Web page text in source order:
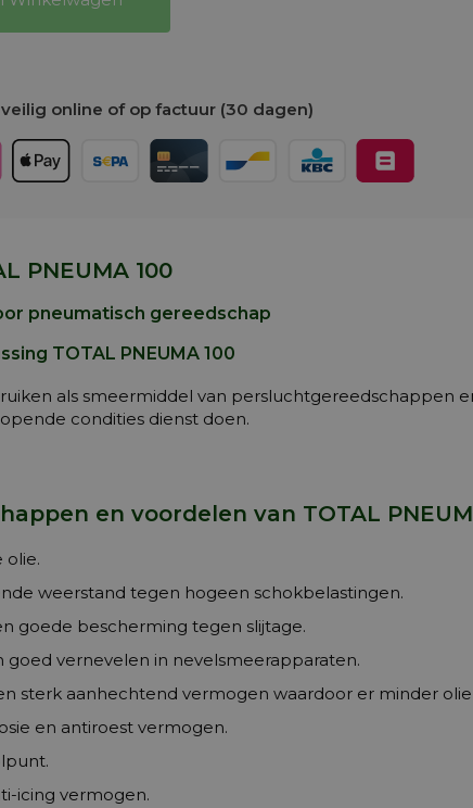
online of op factuur (30 dagen)
PNEUMA 100
pneumatisch gereedschap
TOTAL PNEUMA 100
als smeermiddel van persluchtgereedschappen
condities dienst doen.
en voordelen van TOTAL
olie.
weerstand tegen hogeen schokbelastingen.
goede bescherming tegen slijtage.
goed vernevelen in nevelsmeerapparaten.
sterk aanhechtend vermogen waardoor er minder olie
en antiroest vermogen.
icing vermogen.